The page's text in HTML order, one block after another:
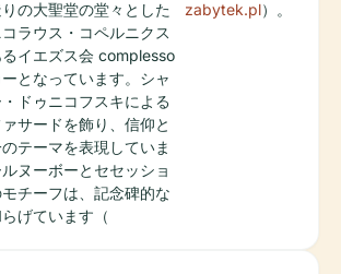
の大聖堂の堂々とした
ラウス・コペルニクス
イエズス会 complesso
となっています。シャ
ドゥニコフスキによる
サードを飾り、信仰と
テーマを表現していま
ヌーボーとセセッショ
チーフは、記念碑的な
げています（
zabytek.pl）。